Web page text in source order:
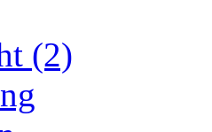
(2)